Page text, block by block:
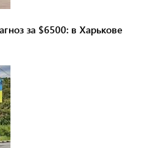
за $6500: в Харькове